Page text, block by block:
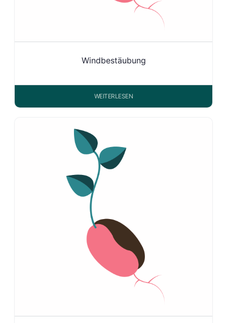
Windbestäubung
WEITERLESEN